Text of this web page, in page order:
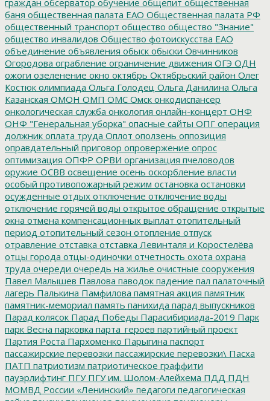
баня общественная палата ЕАО Общественная палата РФ
общественный транспорт общество общество "Знание"
общество инвалидов Общество фотоискусства ЕАО
объединение объявления обыск обыски Овчинников
Огородова ограбление ограничение движения ОГЭ ОДН
ожоги озеленение окно октябрь Октябрьский район Олег
Костюк олимпиада Ольга Голодец Ольга Данилина Ольга
Казанская ОМОН ОМП ОМС Омск онкодиспансер
онкологическая служба онкология онлайн-концерт ОНФ
ОНФ "Генеральная уборка" опасные сайты ОПГ операция
должник оплата труда Оплот оползень оппозиция
оправдательный приговор опровержение опрос
оптимизация ОПФР ОРВИ организация пчеловодов
оружие ОСВВ освещение осень оскорбление власти
особый противопожарный режим остановка остановки
осужденные отдых отключение отключение воды
отключение горячей воды открытое обращение открытые
окна отмена компенсационных выплат отопительный
период отопительный сезон отопление отпуск
отравление отставка отставка Левинталя и Коростелёва
отцы города отцы-одиночки отчетность охота охрана
труда очереди очередь на жилье очистные сооружения
Павел Малышев Павлова паводок падение пал палаточный
лагерь Палькина Памфилова памятная акция памятник
памятник-мемориал память панихида парад выпускников
Парад колясок Парад Победы Парасибириада-2019 Парк
парк Весна парковка парта_героев партийный проект
Партия Роста Пархоменко Парыгина паспорт
пассажирские перевозки пассажирские перевозки\ Пасха
ПАТП патриотизм патриотическое граффити
пауэрлифтинг ПГУПГУ им. Шолом-Алейхема ПДД ПДН
МОМВД России «Ленинский» педагоги педагогическая